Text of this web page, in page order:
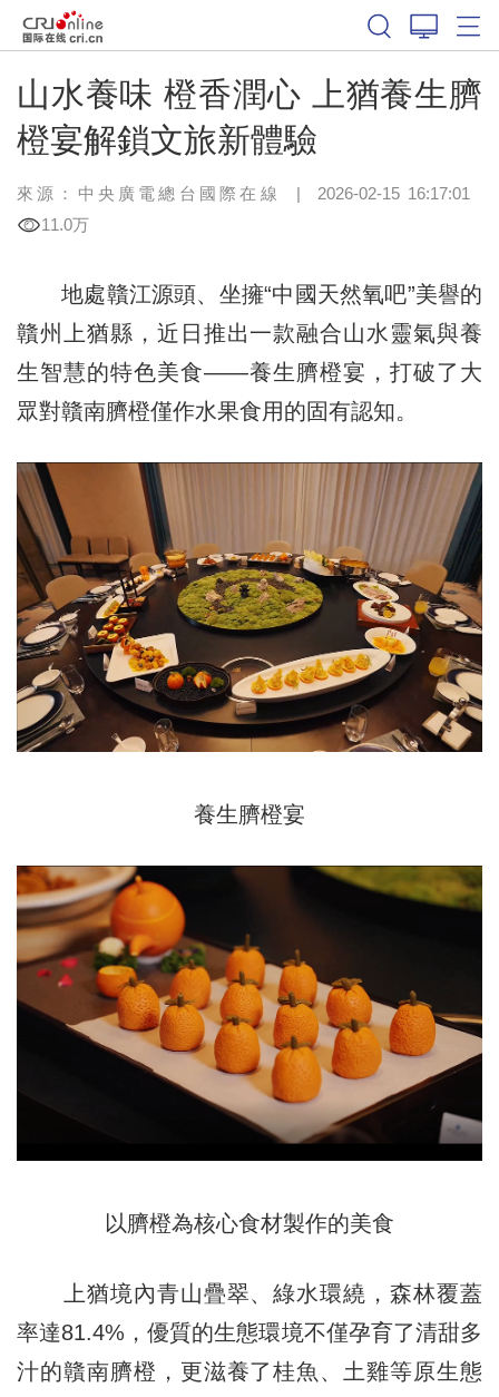
山水養味 橙香潤心 上猶養生臍
橙宴解鎖文旅新體驗
來源：中央廣電總台國際在線 | 2026-02-15 16:17:01
11.0万
地處贛江源頭、坐擁“中國天然氧吧”美譽的
贛州上猶縣，近日推出一款融合山水靈氣與養
生智慧的特色美食——養生臍橙宴，打破了大
眾對贛南臍橙僅作水果食用的固有認知。
養生臍橙宴
以臍橙為核心食材製作的美食
上猶境內青山疊翠、綠水環繞，森林覆蓋
率達81.4%，優質的生態環境不僅孕育了清甜多
汁的贛南臍橙，更滋養了桂魚、土雞等原生態